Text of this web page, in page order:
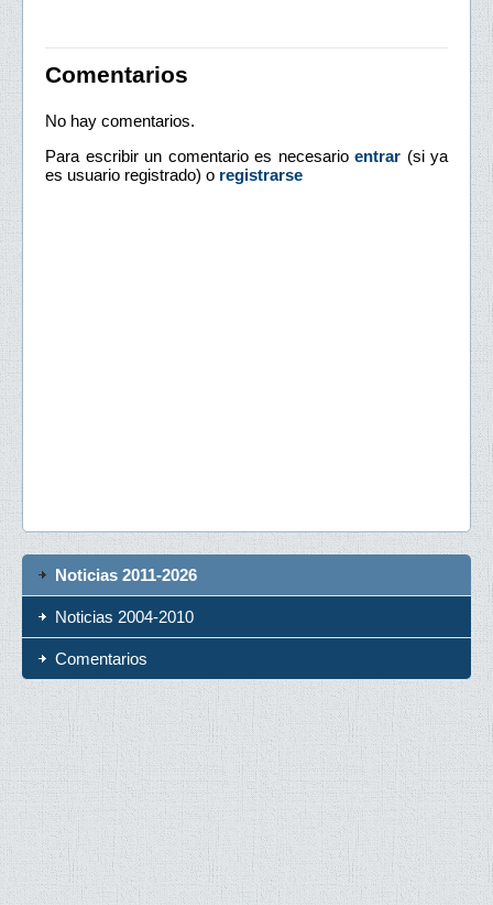
Comentarios
No hay comentarios.
Para escribir un comentario es necesario entrar (si ya
es usuario registrado) o registrarse
Noticias 2011-2026
Noticias 2004-2010
Comentarios